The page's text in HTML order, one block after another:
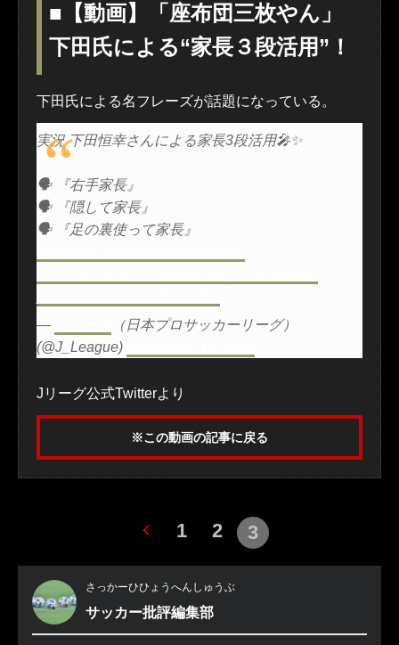
■【動画】「座布団三枚やん」
下田氏による“家長３段活用”！
下田氏による名フレーズが話題になっている。
実況 下田恒幸さんによる家長3段活用🎤✨
🗣 『右手家長』
🗣 『隠して家長』
🗣 『足の裏使って家長』
—
（日本プロサッカーリーグ）
(@J_League)
Jリーグ公式Twitterより
※この動画の記事に戻る
1 2 3
さっかーひひょうへんしゅうぶ
サッカー批評編集部